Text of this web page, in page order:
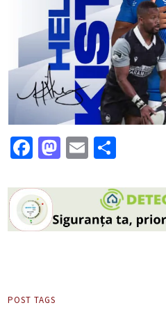
Facebook
Mastodon
Email
POST TAGS